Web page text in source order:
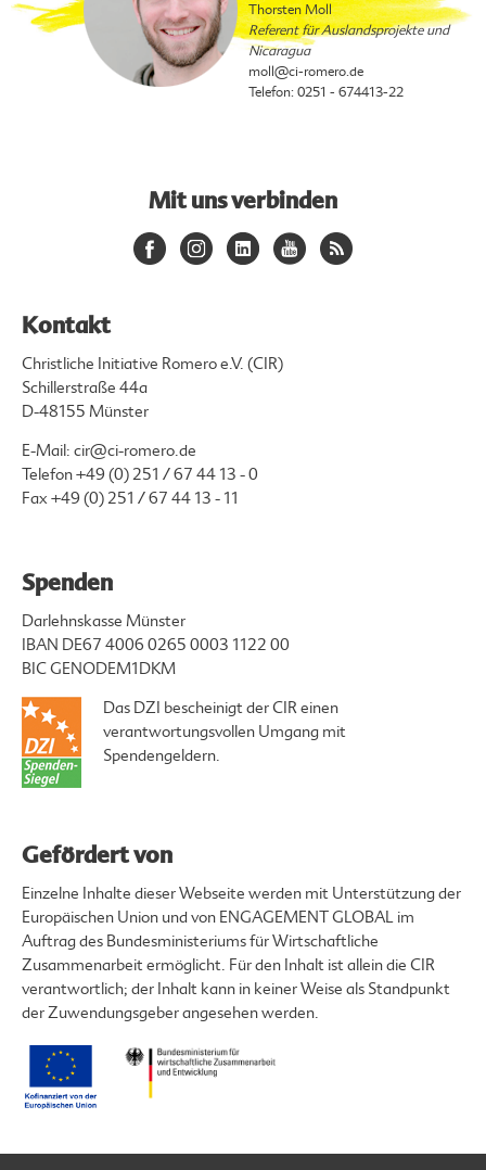
Thorsten Moll
Referent für Auslandsprojekte und
Nicaragua
moll@ci-romero.de
Telefon: 0251 - 674413-22
Mit uns verbinden
Kontakt
Christliche Initiative Romero e.V. (CIR)
Schillerstraße 44a
D-48155 Münster
E-Mail: cir@ci-romero.de
Telefon+49 (0) 251 / 67 44 13 - 0
Fax +49 (0) 251 / 67 44 13 - 11
Spenden
Darlehnskasse Münster
IBAN DE67 4006 0265 0003 1122 00
BIC GENODEM1DKM
Das DZI bescheinigt der CIR einen
verantwortungsvollen Umgang mit
Spendengeldern.
Gefördert von
Einzelne Inhalte dieser Webseite werden mit Unterstützung der
Europäischen Union und von ENGAGEMENT GLOBAL im
Auftrag des Bundesministeriums für Wirtschaftliche
Zusammenarbeit ermöglicht. Für den Inhalt ist allein die CIR
verantwortlich; der Inhalt kann in keiner Weise als Standpunkt
der Zuwendungsgeber angesehen werden.